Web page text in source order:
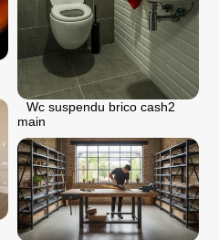
Wc suspendu brico cash2
main